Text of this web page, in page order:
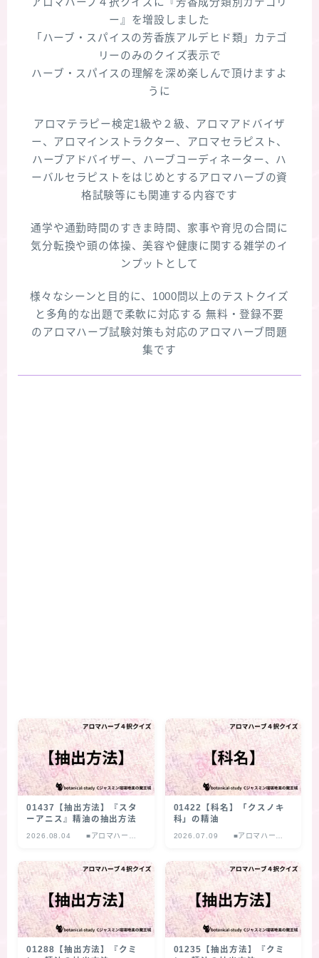
ー』を増設しました
「ハーブ・スパイスの芳香族アルデヒド類」カテゴ
リーのみのクイズ表示で
ハーブ・スパイスの理解を深め楽しんで頂けますよ
うに
アロマテラピー検定1級や２級、アロマアドバイザ
ー、アロマインストラクター、アロマセラピスト、
ハーブアドバイザー、ハーブコーディネーター、ハ
ーバルセラピストをはじめとするアロマハーブの資
格試験等にも関連する内容です
通学や通勤時間のすきま時間、家事や育児の合間に
気分転換や頭の体操、美容や健康に関する雑学のイ
ンプットとして
様々なシーンと目的に、1000問以上のテストクイズ
と多角的な出題で柔軟に対応する 無料・登録不要
のアロマハーブ試験対策も対応のアロマハーブ問題
集です
01437【抽出方法】『スタ
ーアニス』精油の抽出方法
2026.08.04
■アロマハーブ
01422【科名】「クスノキ
科」の精油
2026.07.09
■アロマハーブ
01288【抽出方法】『クミ
01235【抽出方法】『クミ